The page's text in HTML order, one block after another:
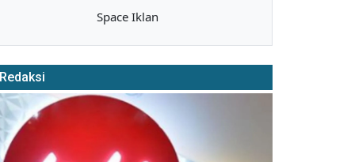
Space Iklan
Redaksi